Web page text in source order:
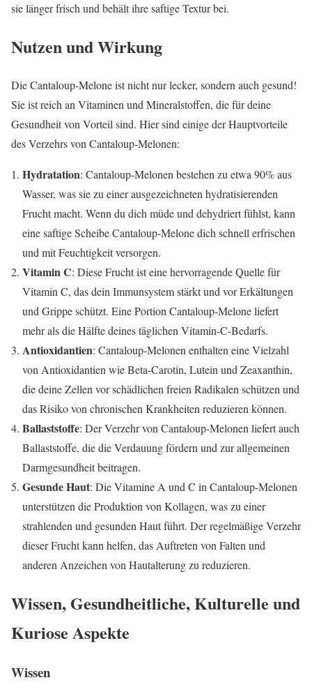
sie länger frisch und behält ihre saftige Textur bei.
Nutzen und Wirkung
Die Cantaloup-Melone ist nicht nur lecker, sondern auch gesund!
Sie ist reich an Vitaminen und Mineralstoffen, die für deine
Gesundheit von Vorteil sind. Hier sind einige der Hauptvorteile
des Verzehrs von Cantaloup-Melonen:
Hydratation: Cantaloup-Melonen bestehen zu etwa 90% aus
Wasser, was sie zu einer ausgezeichneten hydratisierenden
Frucht macht. Wenn du dich müde und dehydriert fühlst, kann
eine saftige Scheibe Cantaloup-Melone dich schnell erfrischen
und mit Feuchtigkeit versorgen.
Vitamin C: Diese Frucht ist eine hervorragende Quelle für
Vitamin C, das dein Immunsystem stärkt und vor Erkältungen
und Grippe schützt. Eine Portion Cantaloup-Melone liefert
mehr als die Hälfte deines täglichen Vitamin-C-Bedarfs.
Antioxidantien: Cantaloup-Melonen enthalten eine Vielzahl
von Antioxidantien wie Beta-Carotin, Lutein und Zeaxanthin,
die deine Zellen vor schädlichen freien Radikalen schützen und
das Risiko von chronischen Krankheiten reduzieren können.
Ballaststoffe: Der Verzehr von Cantaloup-Melonen liefert auch
Ballaststoffe, die die Verdauung fördern und zur allgemeinen
Darmgesundheit beitragen.
Gesunde Haut: Die Vitamine A und C in Cantaloup-Melonen
unterstützen die Produktion von Kollagen, was zu einer
strahlenden und gesunden Haut führt. Der regelmäßige Verzehr
dieser Frucht kann helfen, das Auftreten von Falten und
anderen Anzeichen von Hautalterung zu reduzieren.
Wissen, Gesundheitliche, Kulturelle und
Kuriose Aspekte
Wissen